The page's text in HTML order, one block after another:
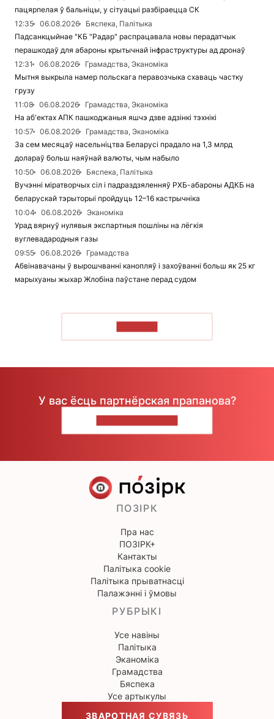
пацярпелая ў бальніцы, у сітуацыі разбіраецца СК
12:35
06.08.2026
Бяспека, Палітыка
Падсанкцыйнае "КБ "Радар" распрацавала новы перадатчык
перашкодаў для абароны крытычнай інфраструктуры ад дронаў
12:31
06.08.2026
Грамадства, Эканоміка
Мытня выкрыла намер польскага перавозчыка схаваць частку
грузу
11:08
06.08.2026
Грамадства, Эканоміка
На аб'ектах АПК пашкоджаныя яшчэ дзве адзінкі тэхнікі
10:57
06.08.2026
Грамадства, Эканоміка
За сем месяцаў насельніцтва Беларусі прадало на 1,3 млрд
долараў больш наяўнай валюты, чым набыло
10:50
06.08.2026
Бяспека, Палітыка
Вучэнні міратворчых сіл і падраздзяленняў РХБ-абароны АДКБ на
беларускай тэрыторыі пройдуць 12–16 кастрычніка
10:04
06.08.2026
Эканоміка
Урад вярнуў нулявыя экспартныя пошліны на лёгкія
вуглевадародныя газы
09:55
06.08.2026
Грамадства
Абвінавачаны ў вырошчванні канопляў і захоўванні больш як 25 кг
марыхуаны жыхар Жлобіна паўстане перад судом
У вас ёсць партнёрская прапанова?
ПОЗІРК
Пра нас
ПОЗІРК+
Кантакты
Палітыка cookie
Палітыка прыватнасці
Палажэнні і ўмовы
РУБРЫКІ
Усе навіны
Палітыка
Эканоміка
Грамадства
Бяспека
Усе артыкулы
ЗВАРОТНАЯ СУВЯЗЬ